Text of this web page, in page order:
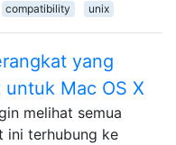
compatibility unix
yang
Mac OS X
melihat semua
ini terhubung ke